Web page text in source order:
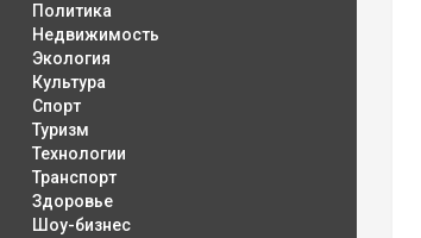
Политика
Недвижимость
Экология
Культура
Спорт
Туризм
Технологии
Транспорт
Здоровье
Шоу-бизнес